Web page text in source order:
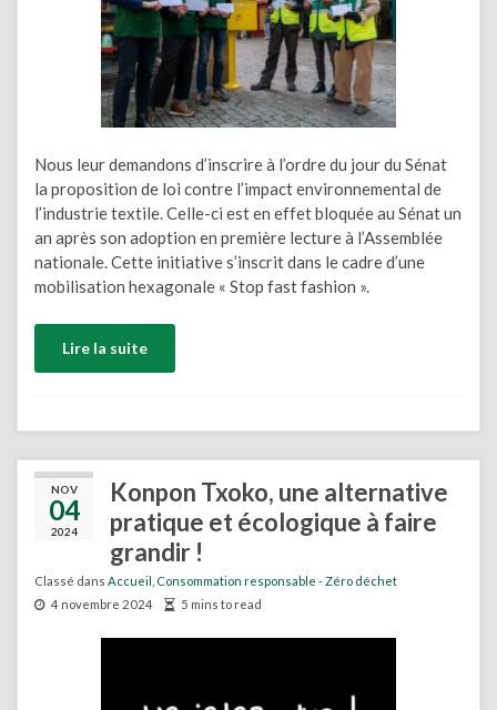
Nous leur demandons d’inscrire à l’ordre du jour du Sénat
la proposition de loi contre l’impact environnemental de
l’industrie textile. Celle-ci est en effet bloquée au Sénat un
an après son adoption en première lecture à l’Assemblée
nationale. Cette initiative s’inscrit dans le cadre d’une
mobilisation hexagonale « Stop fast fashion ».
Lire la suite
NOV
04
2024
Konpon Txoko, une alternative
pratique et écologique à faire
grandir !
Classé dans Accueil Consommation responsable - Zéro déchet
4 novembre 2024
5 mins to read